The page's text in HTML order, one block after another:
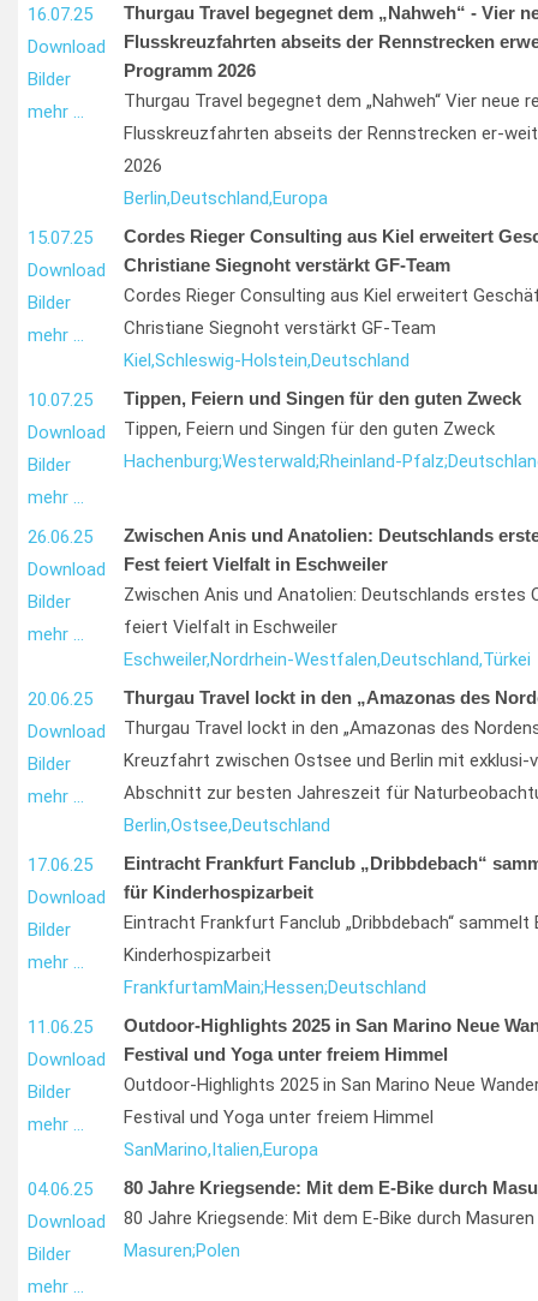
16.07.25
Download
Bilder
mehr …
Thurgau Travel begegnet dem „Nahweh“ - Vier
Flusskreuzfahrten abseits der Rennstrecken
Programm 2026
Thurgau Travel begegnet dem „Nahweh“ Vier neue
Flusskreuzfahrten abseits der Rennstrecken er-
2026
Berlin,Deutschland,Europa
15.07.25
Download
Bilder
mehr …
Cordes Rieger Consulting aus Kiel erweitert
Christiane Siegnoht verstärkt GF-Team
Cordes Rieger Consulting aus Kiel erweitert
Christiane Siegnoht verstärkt GF-Team
Kiel,Schleswig-Holstein,Deutschland
10.07.25
Download
Bilder
mehr …
Tippen, Feiern und Singen für den guten Zweck
Tippen, Feiern und Singen für den guten Zweck
Hachenburg;Westerwald;Rheinland-Pfalz;
26.06.25
Download
Bilder
mehr …
Zwischen Anis und Anatolien: Deutschlands
Fest feiert Vielfalt in Eschweiler
Zwischen Anis und Anatolien: Deutschlands erstes
feiert Vielfalt in Eschweiler
Eschweiler,Nordrhein-Westfalen,Deutschland,Türkei
20.06.25
Download
Bilder
mehr …
Thurgau Travel lockt in den „Amazonas des
Thurgau Travel lockt in den „Amazonas des
Kreuzfahrt zwischen Ostsee und Berlin mit exklusi-
Abschnitt zur besten Jahreszeit für
Berlin,Ostsee,Deutschland
17.06.25
Download
Bilder
mehr …
Eintracht Frankfurt Fanclub „Dribbdebach“
für Kinderhospizarbeit
Eintracht Frankfurt Fanclub „Dribbdebach“
Kinderhospizarbeit
FrankfurtamMain;Hessen;Deutschland
11.06.25
Download
Bilder
mehr …
Outdoor-Highlights 2025 in San Marino Neue
Festival und Yoga unter freiem Himmel
Outdoor-Highlights 2025 in San Marino Neue
Festival und Yoga unter freiem Himmel
SanMarino,Italien,Europa
04.06.25
Download
Bilder
mehr …
80 Jahre Kriegsende: Mit dem E-Bike durch
80 Jahre Kriegsende: Mit dem E-Bike durch Masuren
Masuren;Polen